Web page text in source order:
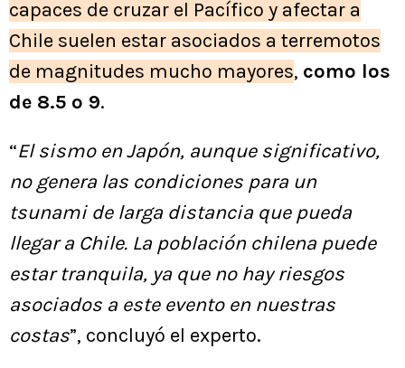
capaces de cruzar el Pacífico y afectar a
Chile suelen estar asociados a terremotos
de magnitudes mucho mayores, como los
de 8.5 o 9.
“El sismo en Japón, aunque significativo,
no genera las condiciones para un
tsunami de larga distancia que pueda
llegar a Chile. La población chilena puede
estar tranquila, ya que no hay riesgos
asociados a este evento en nuestras
costas”, concluyó el experto.